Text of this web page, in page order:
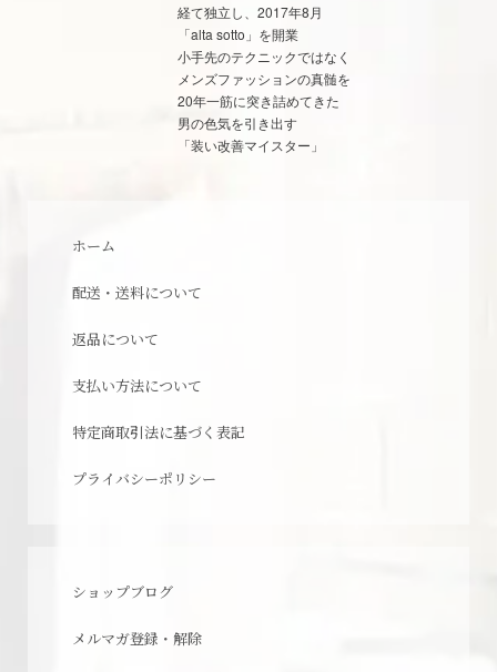
経て独立し、2017年8月
「alta sotto」を開業
小手先のテクニックではなく
メンズファッションの真髄を
20年一筋に突き詰めてきた
男の色気を引き出す
「装い改善マイスター」
ホーム
配送・送料について
返品について
支払い方法について
特定商取引法に基づく表記
プライバシーポリシー
ショップブログ
メルマガ登録・解除